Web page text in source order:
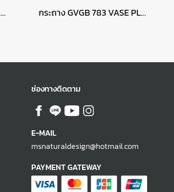
กระถาง GVGB 271 VASE BALL GROOVE - สีทองปัดดำ กระถาง GVGB 783 VASE PLANTER GROOVE - สีทองปัดดำ
ช่องทางติดตาม
E-MAIL
msnaturaldesign@hotmail.com
PAYMENT GATEWAY